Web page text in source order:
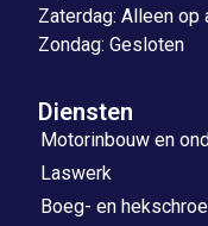
Zaterdag: Alleen op
Zondag: Gesloten
Diensten
Motorinbouw en
Laswerk
Boeg- en